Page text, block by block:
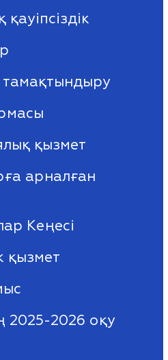
тамақтындыру
қызмет
арналған
Кеңесі
қызмет
2025-2026 оқу